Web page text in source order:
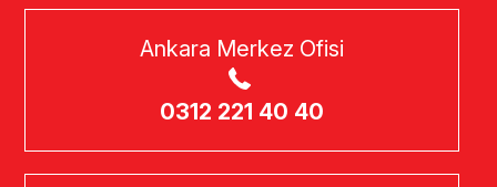
Ankara Merkez Ofisi
0312 221 40 40